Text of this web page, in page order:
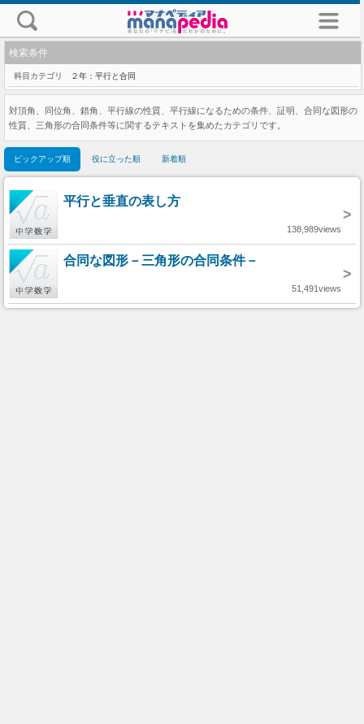
検索条件
科目カテゴリ ２年：平行と合同
対頂角、同位角、錯角、平行線の性質、平行線になるための条件、証明、合同な図形の
性質、三角形の合同条件等に関するテキストを集めたカテゴリです。
ピックアップ順 役に立った順 新着順
平行と垂直の表し方
>
138,989views
合同な図形－三角形の合同条件－
>
51,491views